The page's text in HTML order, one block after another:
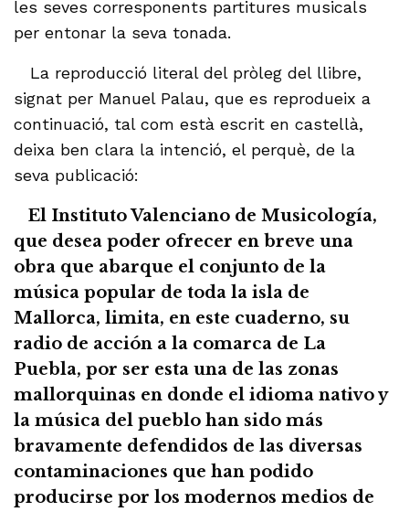
les seves corresponents partitures musicals
per entonar la seva tonada.
La reproducció literal del pròleg del llibre,
signat per Manuel Palau, que es reprodueix a
continuació, tal com està escrit en castellà,
deixa ben clara la intenció, el perquè, de la
seva publicació:
El Instituto Valenciano de Musicología,
que desea poder ofrecer en breve una
obra que abarque el conjunto de la
música popular de toda la isla de
Mallorca, limita, en este cuaderno, su
radio de acción a la comarca de La
Puebla, por ser esta una de las zonas
mallorquinas en donde el idioma nativo y
la música del pueblo han sido más
bravamente defendidos de las diversas
contaminaciones que han podido
producirse por los modernos medios de